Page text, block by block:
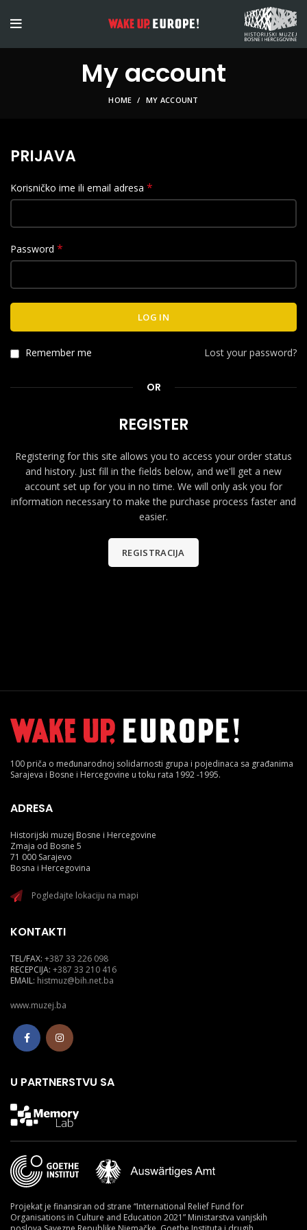
My account
HOME MY ACCOUNT
PRIJAVA
Korisničko ime ili email adresa *
Password *
LOG IN
Lost your password?
Remember me
OR
REGISTER
Registering for this site allows you to access your order status
and history. Just fill in the fields below, and we'll get a new
account set up for you in no time. We will only ask you for
information necessary to make the purchase process faster and
easier.
REGISTRACIJA
100 priča o međunarodnoj solidarnosti grupa i pojedinaca sa građanima
Sarajeva i Bosne i Hercegovine u toku rata 1992 -1995.
ADRESA
Historijski muzej Bosne i Hercegovine
Zmaja od Bosne 5
71 000 Sarajevo
Bosna i Hercegovina
Pogledajte lokaciju na mapi
KONTAKTI
TEL/FAX: +387 33 226 098
RECEPCIJA: +387 33 210 416
EMAIL: histmuz@bih.net.ba
www.muzej.ba
U PARTNERSTVU SA
Projekat je finansiran od strane “International Relief Fund for
Organisations in Culture and Education 2021” Ministarstva vanjskih